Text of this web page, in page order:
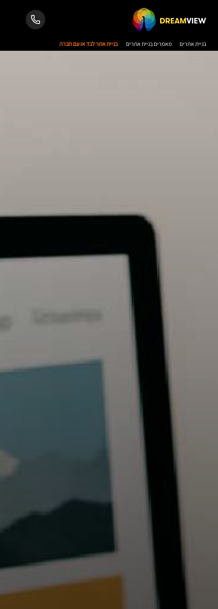
בניית אתרים מאמרים בניית אתרים בניית אתר לבד או עם חברה